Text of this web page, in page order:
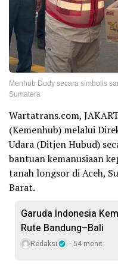
Menhub Dudy secara simbolis
Sumatera
Wartatrans.com,
(Kemenhub) melalui
Udara (Ditjen Hubud)
bantuan kemanusiaan
tanah longsor di Aceh,
Barat.
Garuda Indonesia
Rute Bandung–Bali
Redaksi 54 menit